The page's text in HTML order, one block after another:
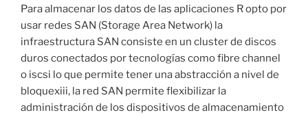
Para almacenar los datos de las aplicaciones R opto por
usar redes SAN (Storage Area Network) la
infraestructura SAN consiste en un cluster de discos
duros conectados por tecnologías como fibre channel
o iscsi lo que permite tener una abstracción a nivel de
bloquexiii, la red SAN permite flexibilizar la
administración de los dispositivos de almacenamiento